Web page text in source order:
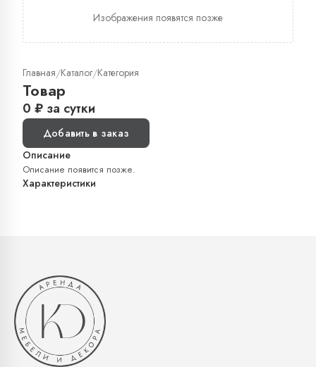
Изображения появятся позже
Главная/Каталог/Категория
Товар
0 ₽ за сутки
Добавить в заказ
Описание
Описание появится позже.
Характеристики